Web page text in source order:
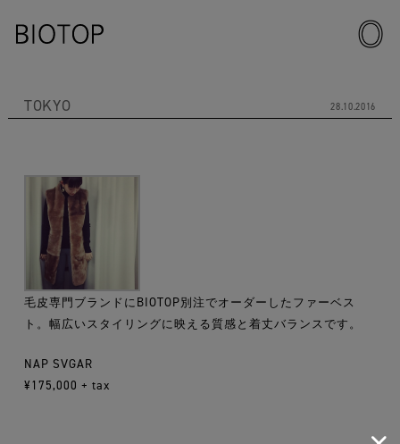
TOKYO 28.10.2016
毛皮専門ブランドにBIOTOP別注でオーダーしたファーベス
ト。幅広いスタイリングに映える質感と着丈バランスです。
NAP SVGAR
¥175,000 + tax